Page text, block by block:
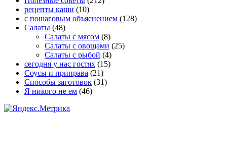
рецепты каши (10)
с пошаговым объяснением (128)
Салаты (48)
Салаты с мясом (8)
Салаты с овощами (25)
Салаты с рыбой (4)
сегодня у нас гостях (15)
Соусы и приправа (21)
Способы заготовок (31)
Я никого не ем (46)